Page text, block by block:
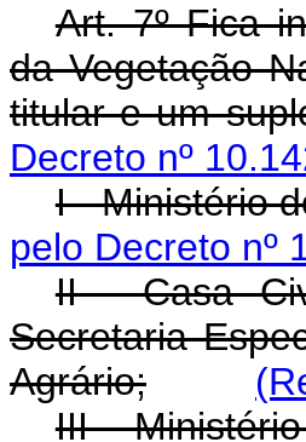
Art. 7º Fica
da Vegetação
titular e um
Decreto nº
I - Ministério
pelo Decreto nº
II - Casa
Secretaria
Agrário;
III -